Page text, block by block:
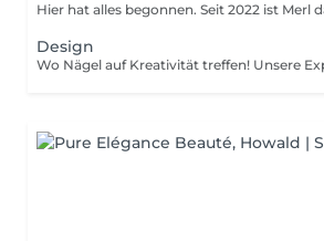
Hier hat alles begonnen. Seit 2022 ist Merl
Design